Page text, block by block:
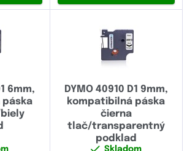
6mm,
páska
DYMO 40910 D1 9mm,
kompatibilná páska
čierna
tlač/transparentný
podklad
Skladom